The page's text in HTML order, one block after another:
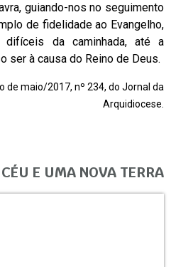
guiando-nos no seguimento
de fidelidade ao Evangelho,
difíceis da caminhada, até a
ser à causa do Reino de Deus.
de maio/2017, nº 234, do Jornal da
Arquidiocese.
E UMA NOVA TERRA